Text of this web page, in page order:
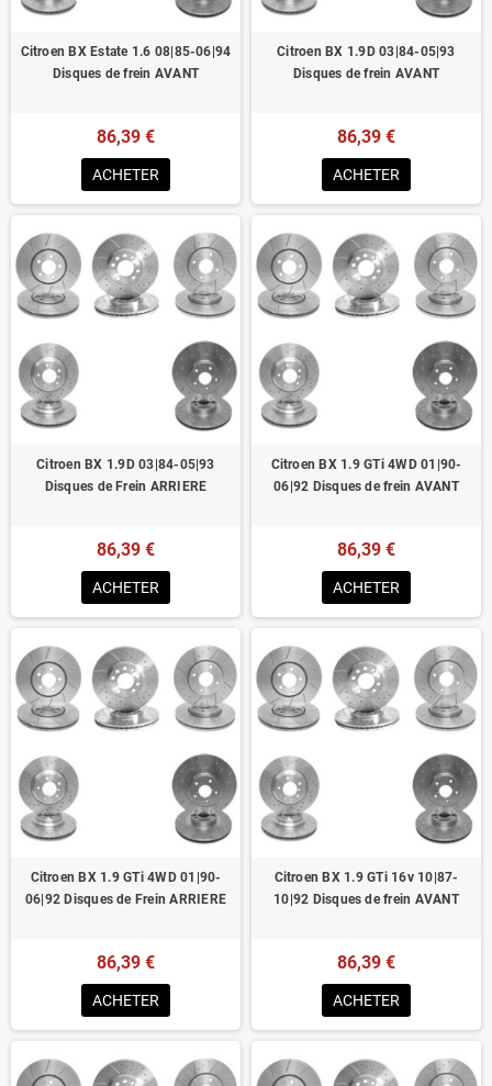
Citroen BX Estate 1.6 08|85-06|94
Disques de frein AVANT
86,39 €
ACHETER
Citroen BX 1.9D 03|84-05|93
Disques de frein AVANT
86,39 €
ACHETER
Citroen BX 1.9D 03|84-05|93
Disques de Frein ARRIERE
86,39 €
ACHETER
Citroen BX 1.9 GTi 4WD 01|90-
06|92 Disques de frein AVANT
86,39 €
ACHETER
Citroen BX 1.9 GTi 4WD 01|90-
06|92 Disques de Frein ARRIERE
86,39 €
ACHETER
Citroen BX 1.9 GTi 16v 10|87-
10|92 Disques de frein AVANT
86,39 €
ACHETER